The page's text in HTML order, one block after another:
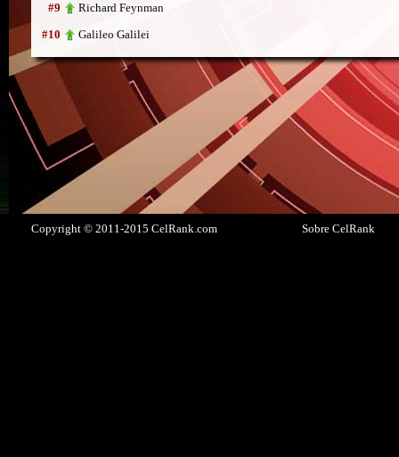
#9 Richard Feynman
#10 Galileo Galilei
Copyright © 2011-2015 CelRank.com Sobre CelRank